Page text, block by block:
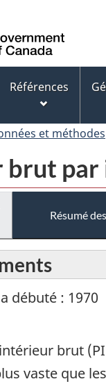
Canada
Références
et méthodes
par
Résumé
débuté : 1970
brut
vaste que